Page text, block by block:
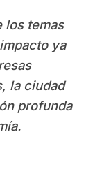
los temas
ya
la ciudad
profunda